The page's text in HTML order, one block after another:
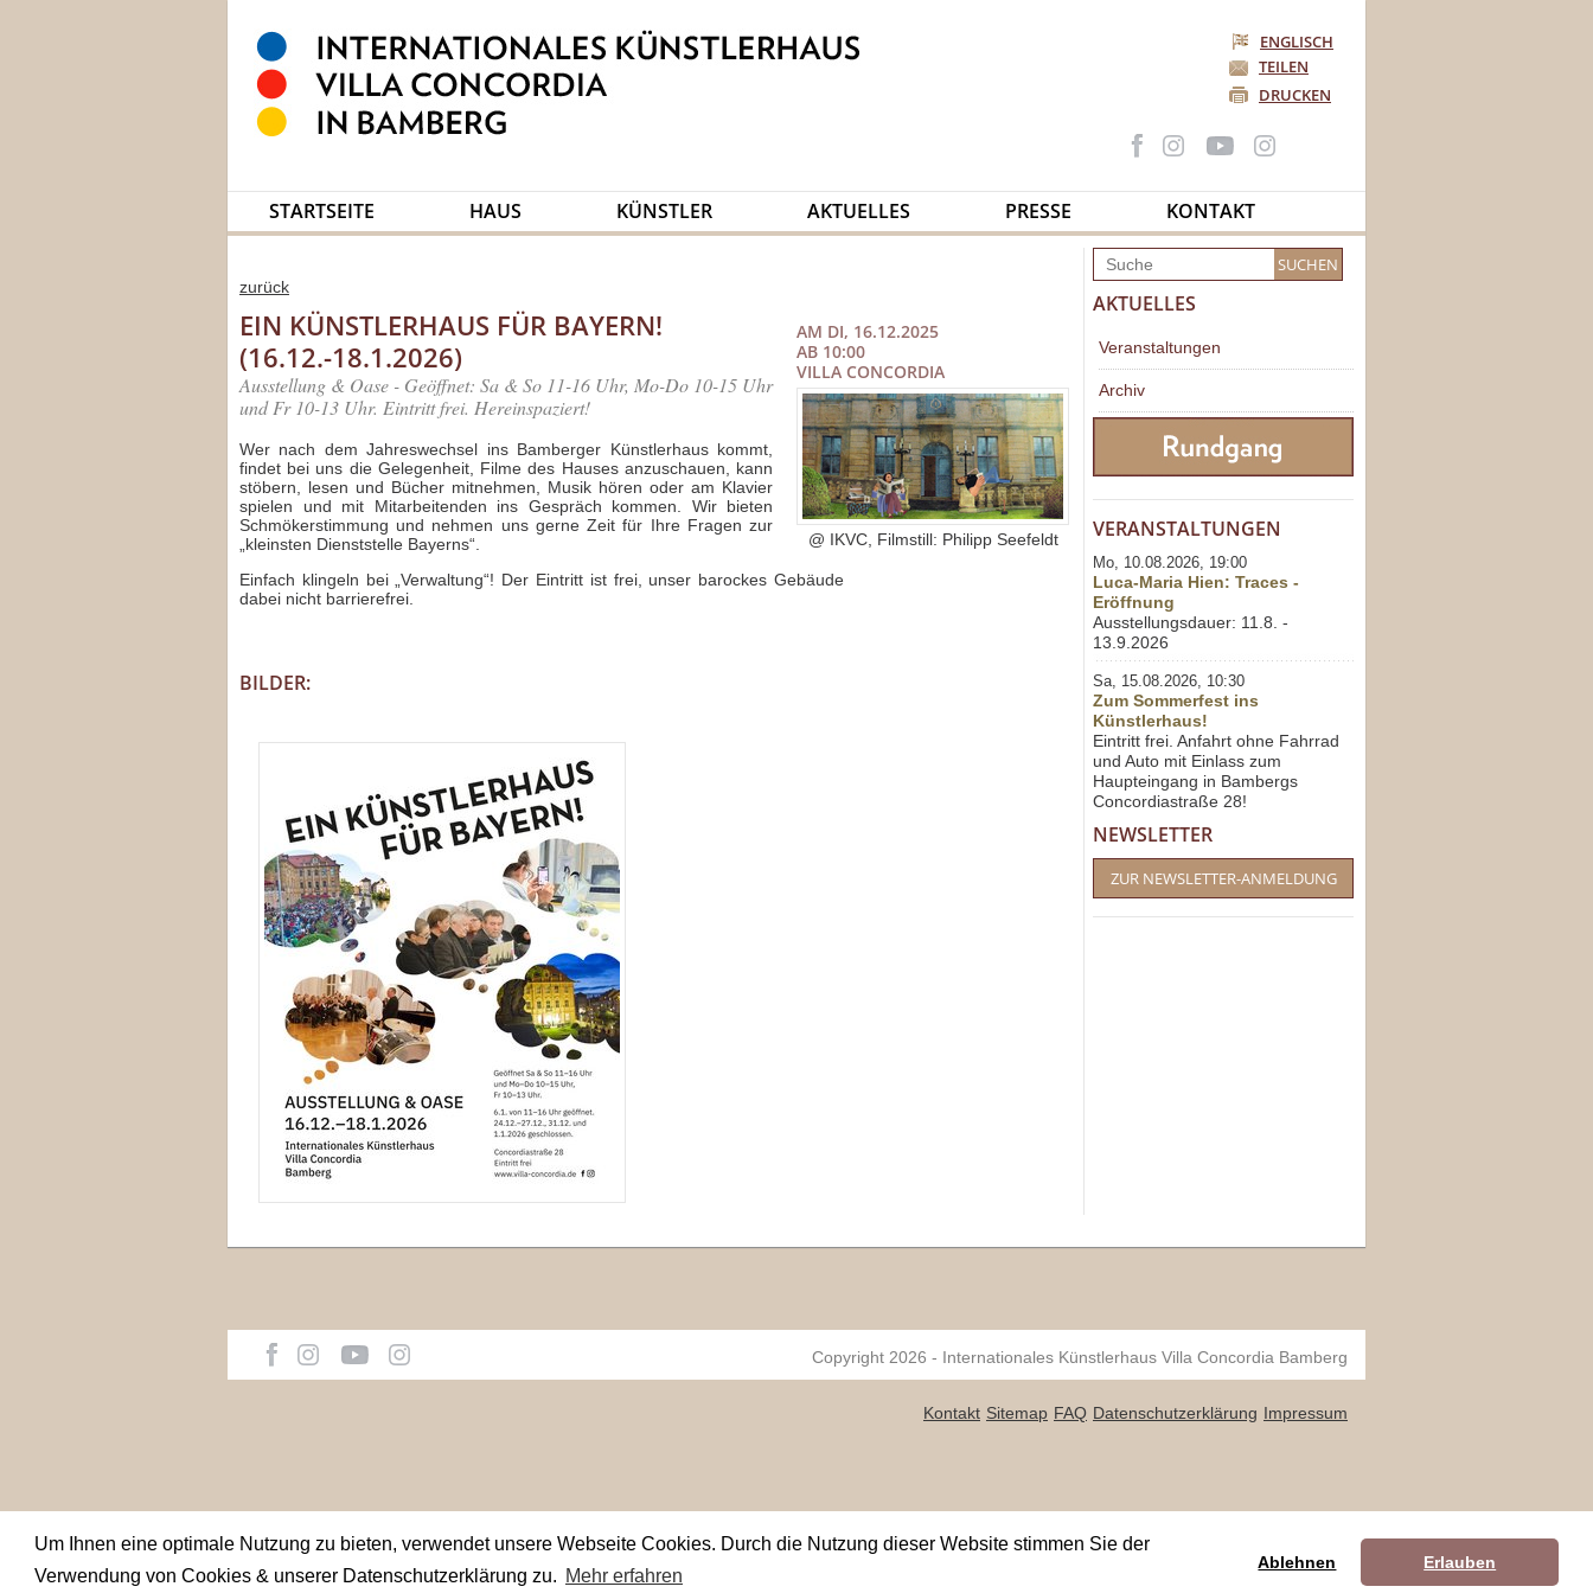
Um Ihnen eine optimale Nutzung zu bieten, verwendet unsere Webseite Cookies. Durch die Nutzung dieser Website stimmen Sie der
Verwendung von Cookies & unserer Datenschutzerklärung zu. Mehr erfahren
Ablehnen Erlauben
ENGLISCH
TEILEN
DRUCKEN
STARTSEITE HAUS KÜNSTLER AKTUELLES PRESSE KONTAKT
zurück
AM DI, 16.12.2025
AB 10:00
VILLA CONCORDIA
@ IKVC, Filmstill: Philipp Seefeldt
EIN KÜNSTLERHAUS FÜR BAYERN!
(16.12.-18.1.2026)
Ausstellung & Oase - Geöffnet: Sa & So 11-16 Uhr, Mo-Do 10-15 Uhr
und Fr 10-13 Uhr. Eintritt frei. Hereinspaziert!
Wer nach dem Jahreswechsel ins Bamberger Künstlerhaus kommt,
findet bei uns die Gelegenheit, Filme des Hauses anzuschauen, kann
stöbern, lesen und Bücher mitnehmen, Musik hören oder am Klavier
spielen und mit Mitarbeitenden ins Gespräch kommen. Wir bieten
Schmökerstimmung und nehmen uns gerne Zeit für Ihre Fragen zur
„kleinsten Dienststelle Bayerns“.
Einfach klingeln bei „Verwaltung“! Der Eintritt ist frei, unser barockes Gebäude
dabei nicht barrierefrei.
BILDER:
AKTUELLES
Veranstaltungen
Archiv
VERANSTALTUNGEN
Mo, 10.08.2026, 19:00
Luca-Maria Hien: Traces -
Eröffnung
Ausstellungsdauer: 11.8. -
13.9.2026
Sa, 15.08.2026, 10:30
Zum Sommerfest ins
Künstlerhaus!
Eintritt frei. Anfahrt ohne Fahrrad
und Auto mit Einlass zum
Haupteingang in Bambergs
Concordiastraße 28!
NEWSLETTER
ZUR NEWSLETTER-ANMELDUNG
Copyright 2026 - Internationales Künstlerhaus Villa Concordia Bamberg
Kontakt Sitemap FAQ Datenschutzerklärung Impressum